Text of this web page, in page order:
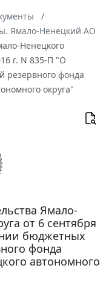
Ямало-Ненецкий АО
Ненецкого
г. N 835-П "О
резервного фонда
округа"
Ямало-
от 6 сентября
бюджетных
фонда
автономного